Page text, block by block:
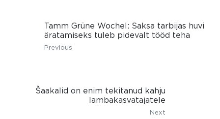
Tamm Grüne Wochel: Saksa tarbijas huvi
äratamiseks tuleb pidevalt tööd teha
Previous
Šaakalid on enim tekitanud kahju
lambakasvatajatele
Next